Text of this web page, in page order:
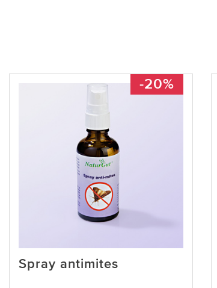
-20%
Spray antimites